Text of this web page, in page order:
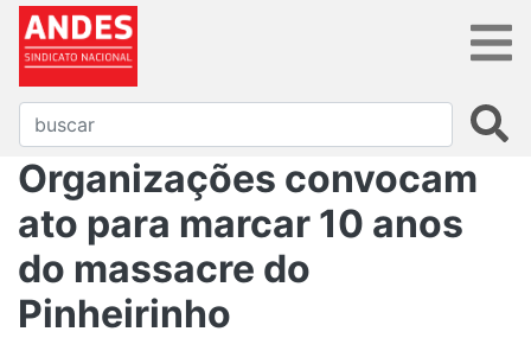
Organizações convocam
ato para marcar 10 anos
do massacre do
Pinheirinho